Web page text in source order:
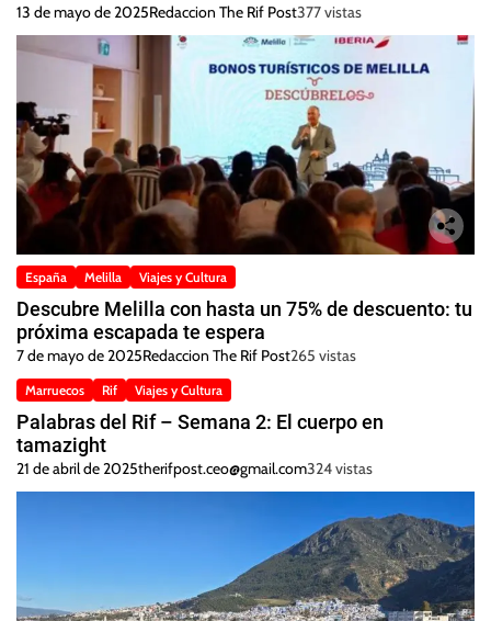
13 de mayo de 2025Redaccion The Rif Post377 vistas
España Melilla Viajes y Cultura
Descubre Melilla con hasta un 75% de descuento: tu
próxima escapada te espera
7 de mayo de 2025Redaccion The Rif Post265 vistas
Marruecos Rif Viajes y Cultura
Palabras del Rif – Semana 2: El cuerpo en
tamazight
21 de abril de 2025therifpost.ceo@gmail.com324 vistas